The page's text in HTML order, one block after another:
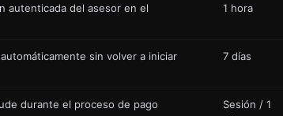
autenticada del asesor en el
1 hora
sin volver a iniciar
7 días
durante el proceso de pago
Sesión / 1